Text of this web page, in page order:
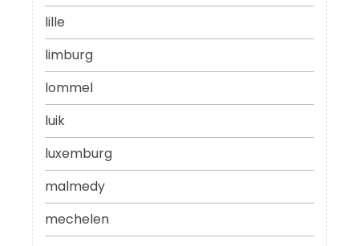
lille
limburg
lommel
luik
luxemburg
malmedy
mechelen